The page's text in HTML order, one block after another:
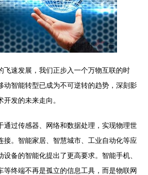
飞速发展，我们正步入一个万物互联的时
动智能转型已成为不可逆转的趋势，深刻影
发的未来走向。
通过传感器、网络和数据处理，实现物理世
接。智能家居、智慧城市、工业自动化等应
设备的智能化提出了更高要求。智能手机、
等终端不再是孤立的信息工具，而是物联网